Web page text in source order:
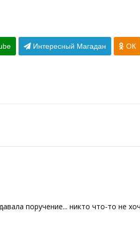
Интересный Магадан ОК
поручение... никто что-то не